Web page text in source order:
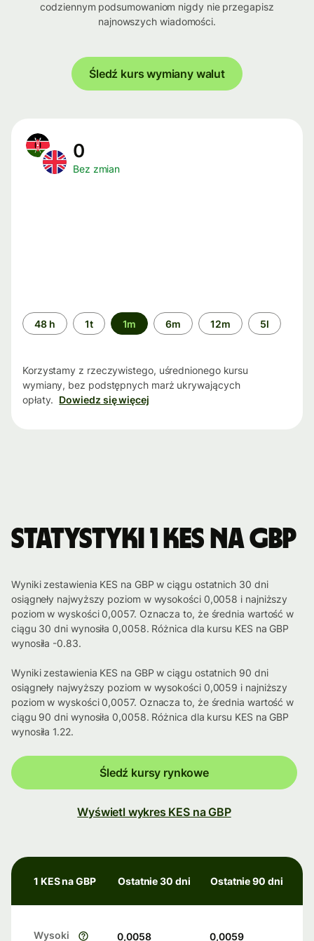
codziennym podsumowaniom nigdy nie przegapisz
najnowszych wiadomości.
Śledź kurs wymiany walut
0
Bez zmian
Przedział
czasu
48 h 1t 1m 6m 12m 5l
Korzystamy z rzeczywistego, uśrednionego kursu
wymiany, bez podstępnych marż ukrywających
opłaty. Dowiedz się więcej
Statystyki 1 KES na GBP
Wyniki zestawienia KES na GBP w ciągu ostatnich 30 dni
osiągneły najwyższy poziom w wysokości 0,0058 i najniższy
poziom w wyskości 0,0057. Oznacza to, że średnia wartość w
ciągu 30 dni wynosiła 0,0058. Różnica dla kursu KES na GBP
wynosiła -0.83.
Wyniki zestawienia KES na GBP w ciągu ostatnich 90 dni
osiągneły najwyższy poziom w wysokości 0,0059 i najniższy
poziom w wyskości 0,0057. Oznacza to, że średnia wartość w
ciągu 90 dni wynosiła 0,0058. Różnica dla kursu KES na GBP
wynosiła 1.22.
Śledź kursy rynkowe
Wyświetl wykres KES na GBP
1 KES na GBP Ostatnie 30 dni Ostatnie 90 dni
Wysoki 0,0058 0,0059